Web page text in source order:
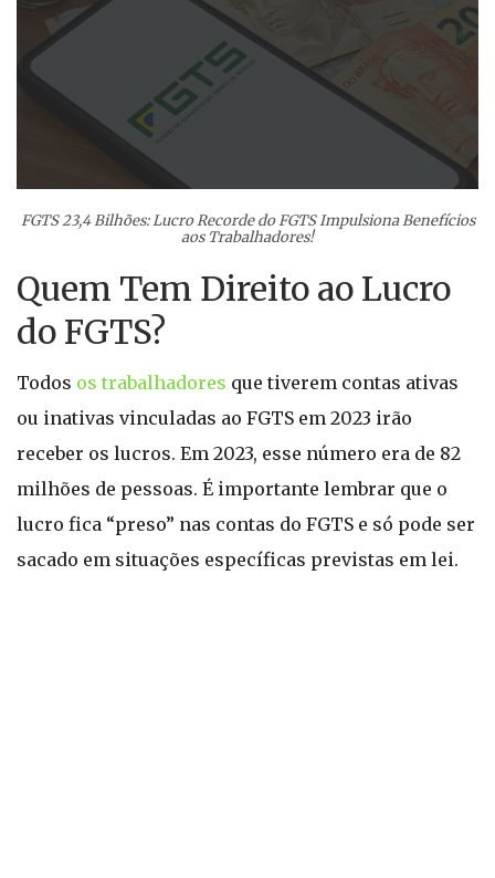
FGTS 23,4 Bilhões: Lucro Recorde do FGTS Impulsiona Benefícios
aos Trabalhadores!
Quem Tem Direito ao Lucro
do FGTS?
Todos os trabalhadores que tiverem contas ativas
ou inativas vinculadas ao FGTS em 2023 irão
receber os lucros. Em 2023, esse número era de 82
milhões de pessoas. É importante lembrar que o
lucro fica “preso” nas contas do FGTS e só pode ser
sacado em situações específicas previstas em lei.